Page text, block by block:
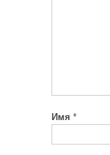
Имя *